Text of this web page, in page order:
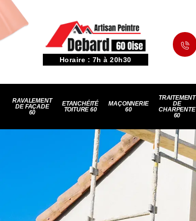
Horaire : 7h à 20h30
RAVALEMENT
DE FAÇADE
60
ETANCHÉITÉ
TOITURE 60
MAÇONNERIE
60
TRAITEMENT
DE
CHARPENTE
60